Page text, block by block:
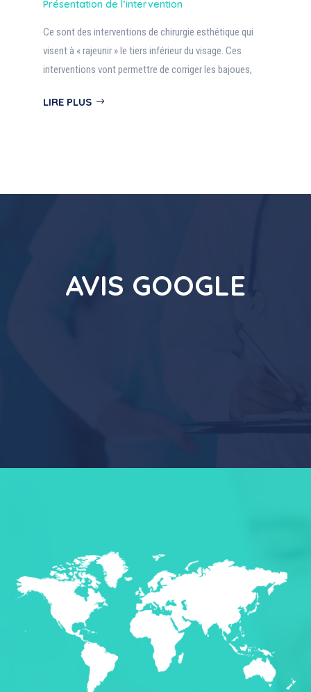
Présentation de l’intervention
Ce sont des interventions de chirurgie esthétique qui
visent à « rajeunir » le tiers inférieur du visage. Ces
interventions vont permettre de corriger les bajoues,
LIRE PLUS
AVIS GOOGLE